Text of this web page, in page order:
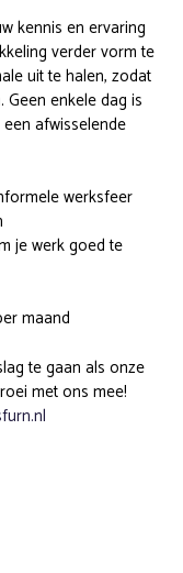
kennis en ervaring
verder vorm te
uit te halen, zodat
enkele dag is
afwisselende
werksfeer
je werk goed te
maand
te gaan als onze
met ons mee!